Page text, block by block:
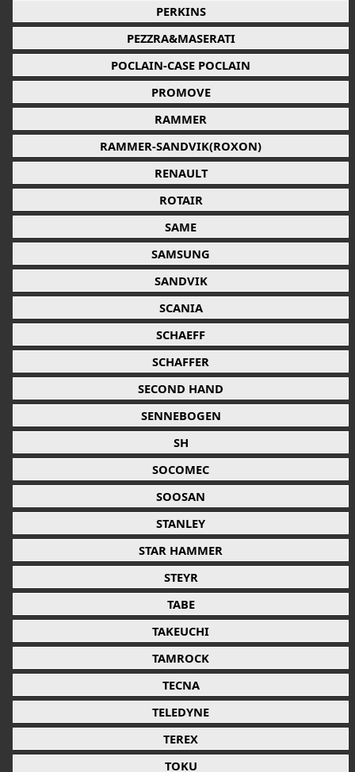
PERKINS
PEZZRA&MASERATI
POCLAIN-CASE POCLAIN
PROMOVE
RAMMER
RAMMER-SANDVIK(ROXON)
RENAULT
ROTAIR
SAME
SAMSUNG
SANDVIK
SCANIA
SCHAEFF
SCHAFFER
SECOND HAND
SENNEBOGEN
SH
SOCOMEC
SOOSAN
STANLEY
STAR HAMMER
STEYR
TABE
TAKEUCHI
TAMROCK
TECNA
TELEDYNE
TEREX
TOKU